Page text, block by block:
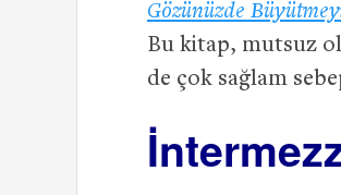
Gözünüzde
Bu kitap, mutsuz
de çok sağlam